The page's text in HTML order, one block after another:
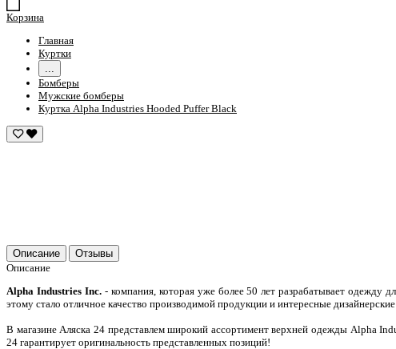
Корзина
Главная
Куртки
Бомберы
Мужские бомберы
Куртка Alpha Industries Hooded Puffer Black
Описание
Отзывы
Описание
Alpha Industries Inc.- компания, которая уже более 50 лет разрабатывает одежду
этому стало отличное качество производимой продукции и интересные
В магазине Аляска 24 представлем широкий ассортимент верхней одежды Alpha
24 гарантирует оригинальность представленных позиций!